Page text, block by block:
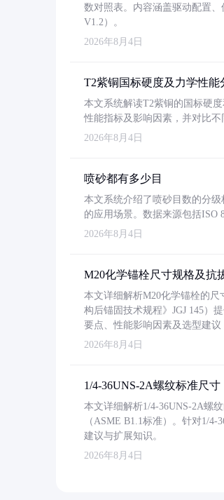
数对照表。内容涵盖驱动配置
V1.2）。
2026年8月4日
T2紫铜国标硬度及力学性能
本文系统解读T2紫铜的国标硬
性能指标及影响因素，并对比不
2026年8月4日
喷砂都有多少目
本文系统介绍了喷砂目数的分
的应用场景。数据来源包括ISO
2026年8月4日
M20化学锚栓尺寸规格及抗
本文详细解析M20化学锚栓的
构后锚固技术规程》JGJ 145）
要点、性能影响因素及选型建议
2026年8月4日
1/4-36UNS-2A螺纹标准尺寸
本文详细解析1/4-36UNS-2A螺
（ASME B1.1标准）。针对1/
建议与扩展知识。
2026年8月4日